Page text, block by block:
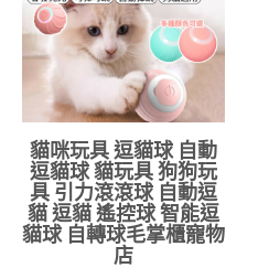
貓咪玩具 逗貓球 自動
逗貓球 貓玩具 狗狗玩
具 引力滾滾球 自動逗
貓 逗貓 遙控球 智能逗
貓球 自轉球毛掌櫃寵物
店